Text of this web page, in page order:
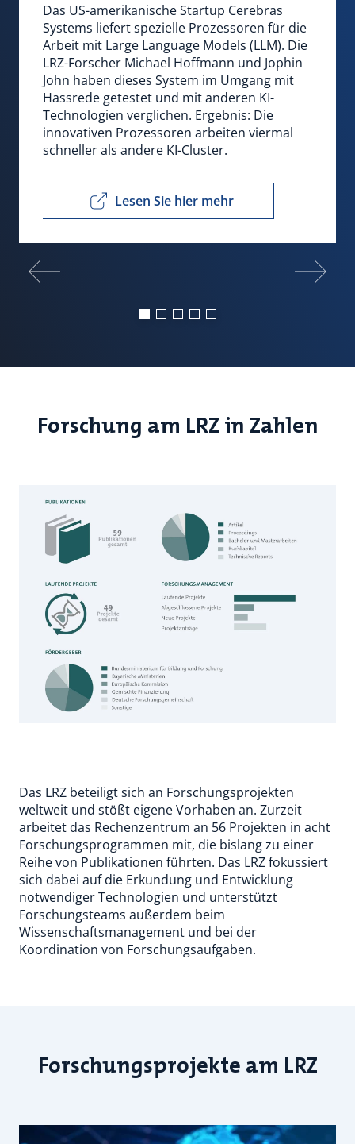
Das US-amerikanische Startup Cerebras
Systems liefert spezielle Prozessoren für die
Arbeit mit Large Language Models (LLM). Die
LRZ-Forscher Michael Hoffmann und Jophin
John haben dieses System im Umgang mit
Hassrede getestet und mit anderen KI-
Technologien verglichen. Ergebnis: Die
innovativen Prozessoren arbeiten viermal
schneller als andere KI-Cluster.
Lesen Sie hier mehr
Forschung am LRZ in Zahlen
Das LRZ beteiligt sich an Forschungsprojekten
weltweit und stößt eigene Vorhaben an. Zurzeit
arbeitet das Rechenzentrum an 56 Projekten in acht
Forschungsprogrammen mit, die bislang zu einer
Reihe von Publikationen führten. Das LRZ fokussiert
sich dabei auf die Erkundung und Entwicklung
notwendiger Technologien und unterstützt
Forschungsteams außerdem beim
Wissenschaftsmanagement und bei der
Koordination von Forschungsaufgaben.
Forschungsprojekte am LRZ